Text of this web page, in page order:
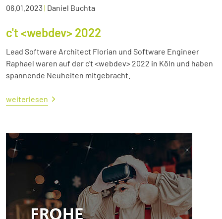
06.01.2023| Daniel Buchta
c't <webdev> 2022
Lead Software Architect Florian und Software Engineer
Raphael waren auf der c't <webdev> 2022 in Köln und haben
spannende Neuheiten mitgebracht.
weiterlesen